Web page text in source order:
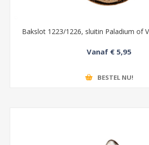
Bakslot 1223/1226, sluitin Paladium of
Vanaf € 5,95
BESTEL NU!